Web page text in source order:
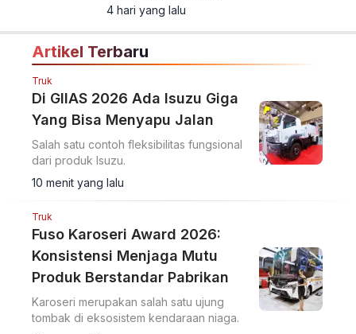
4 hari yang lalu
Artikel Terbaru
Truk
Di GIIAS 2026 Ada Isuzu Giga
Yang Bisa Menyapu Jalan
Salah satu contoh fleksibilitas fungsional
dari produk Isuzu.
10 menit yang lalu
Truk
Fuso Karoseri Award 2026:
Konsistensi Menjaga Mutu
Produk Berstandar Pabrikan
Karoseri merupakan salah satu ujung
tombak di eksosistem kendaraan niaga.